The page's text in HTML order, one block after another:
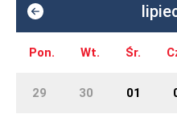
Pon. Wt. Śr.
29 30 01